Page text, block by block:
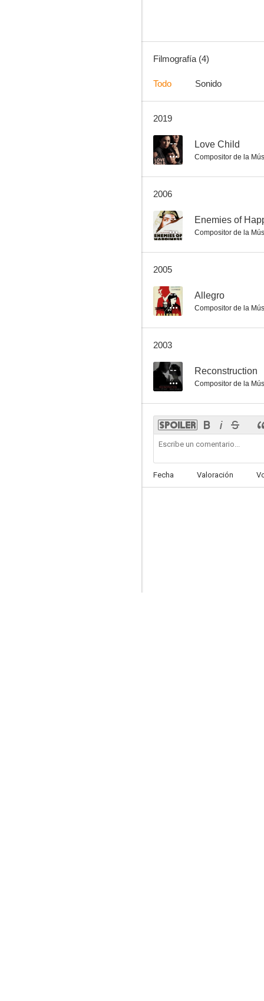
Filmografía (4)
Todo Sonido
2019
-- Love Child
Compositor de la
2006
-- Enemies of
Compositor de la
2005
-- Allegro
Compositor de la
2003
-- Reconstruction
Compositor de la
Fecha Valoración